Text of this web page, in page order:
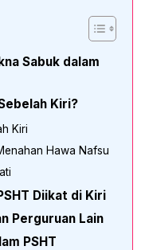
Sabuk dalam
Kiri?
Kiri
Hawa Nafsu
Diikat di Kiri
Perguruan Lain
PSHT